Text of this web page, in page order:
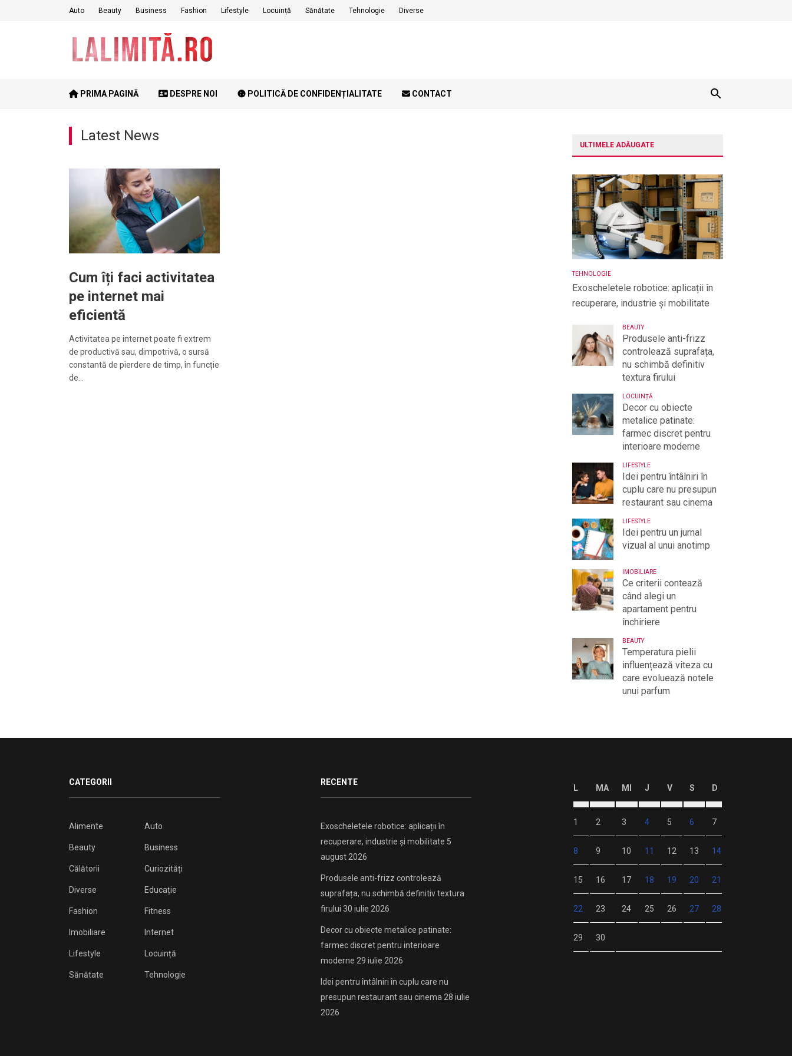
Auto Beauty Business Fashion Lifestyle Locuință Sănătate Tehnologie Diverse
PRIMA PAGINĂ DESPRE NOI POLITICĂ DE CONFIDENȚIALITATE CONTACT
Latest News
Cum îți faci activitatea
pe internet mai
eficientă
Activitatea pe internet poate fi extrem
de productivă sau, dimpotrivă, o sursă
constantă de pierdere de timp, în funcție
de…
ULTIMELE ADĂUGATE
TEHNOLOGIE
Exoscheletele robotice: aplicații în
recuperare, industrie și mobilitate
BEAUTY
Produsele anti-frizz
controlează suprafața,
nu schimbă definitiv
textura firului
LOCUINȚĂ
Decor cu obiecte
metalice patinate:
farmec discret pentru
interioare moderne
LIFESTYLE
Idei pentru întâlniri în
cuplu care nu presupun
restaurant sau cinema
LIFESTYLE
Idei pentru un jurnal
vizual al unui anotimp
IMOBILIARE
Ce criterii contează
când alegi un
apartament pentru
închiriere
BEAUTY
Temperatura pielii
influențează viteza cu
care evoluează notele
unui parfum
CATEGORII
Alimente Auto
Beauty Business
Călătorii Curiozități
Diverse Educație
Fashion Fitness
Imobiliare Internet
Lifestyle Locuință
Sănătate Tehnologie
RECENTE
Exoscheletele robotice: aplicații în
recuperare, industrie și mobilitate 5
august 2026
Produsele anti-frizz controlează
suprafața, nu schimbă definitiv textura
firului 30 iulie 2026
Decor cu obiecte metalice patinate:
farmec discret pentru interioare
moderne 29 iulie 2026
Idei pentru întâlniri în cuplu care nu
presupun restaurant sau cinema28 iulie
2026
L MA MI J V S D
1 2 3 4 5 6 7
8 9 10 11 12 13 14
15 16 17 18 19 20 21
22 23 24 25 26 27 28
29 30